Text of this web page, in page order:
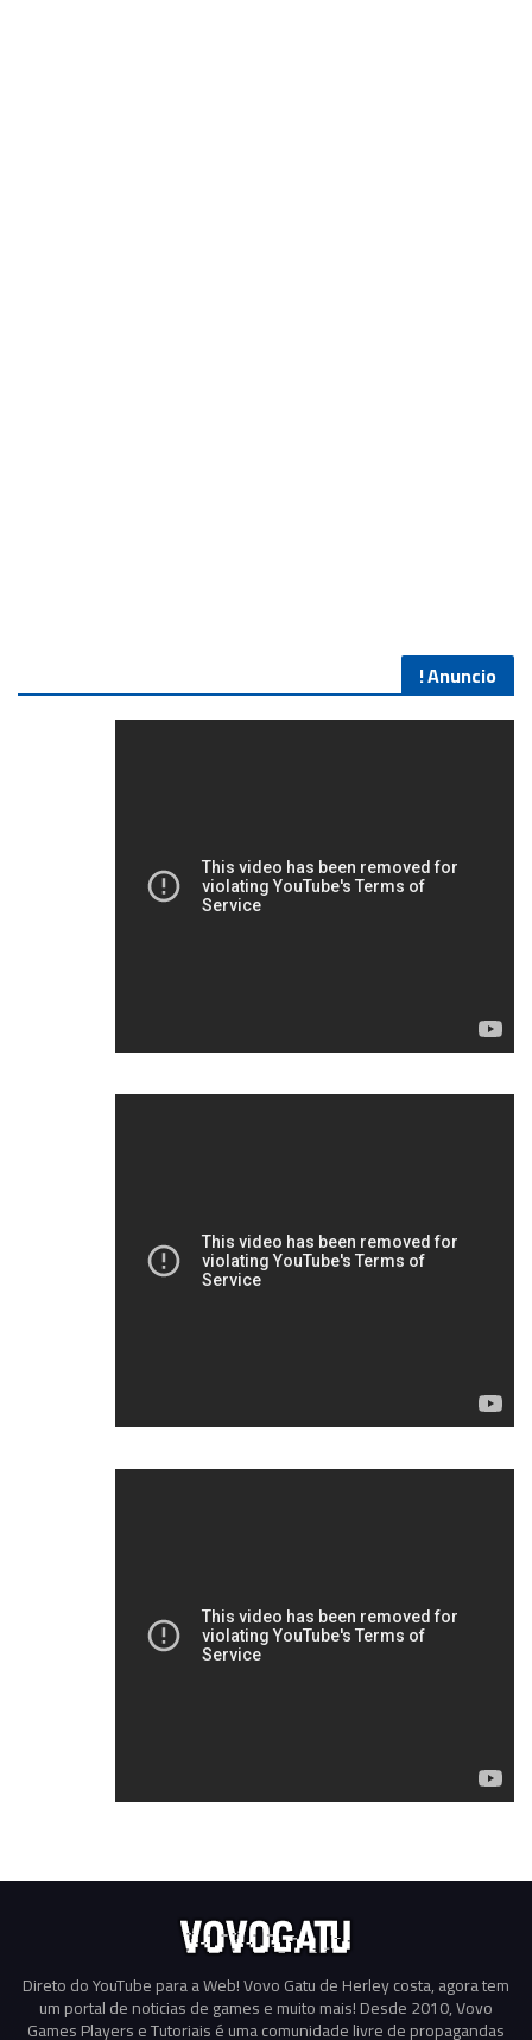
Anuncio !
Direto do YouTube para a Web! Vovo Gatu de Herley costa, agora tem
um portal de noticias de games e muito mais! Desde 2010, Vovo
Games Players e Tutoriais é uma comunidade livre de propagandas